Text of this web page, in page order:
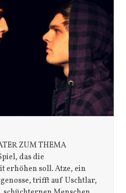
ZUM THEMA
das die
erhöhen soll. Atze, ein
trifft auf Uschtlar,